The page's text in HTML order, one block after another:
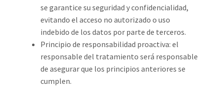
se garantice su seguridad y confidencialidad,
evitando el acceso no autorizado o uso
indebido de los datos por parte de terceros.
Principio de responsabilidad proactiva: el
responsable del tratamiento será responsable
de asegurar que los principios anteriores se
cumplen.